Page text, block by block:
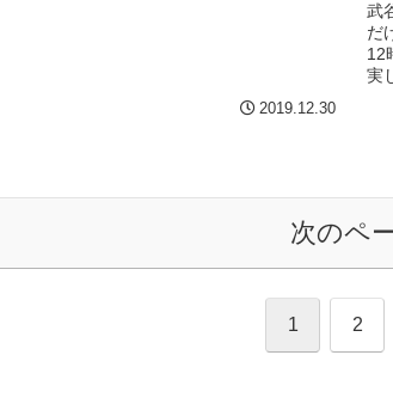
2019.12.30
武
だ
12
実
次のペ
1 2